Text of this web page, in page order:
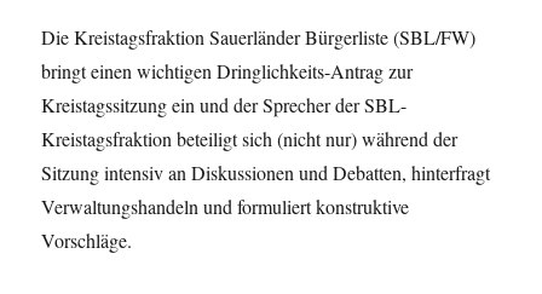
Die Kreistagsfraktion Sauerländer Bürgerliste (SBL/FW)
bringt einen wichtigen Dringlichkeits-Antrag zur
Kreistagssitzung ein und der Sprecher der SBL-
Kreistagsfraktion beteiligt sich (nicht nur) während der
Sitzung intensiv an Diskussionen und Debatten, hinterfragt
Verwaltungshandeln und formuliert konstruktive
Vorschläge.